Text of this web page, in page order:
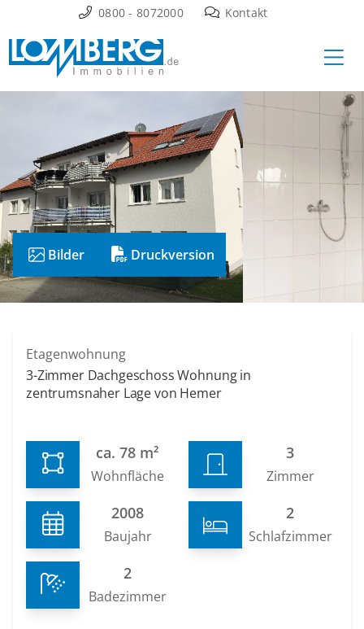
Inhalt
springen
0800 - 8072000 Kontakt
Bilder Druckversion
Etagenwohnung
3-Zimmer Dachgeschoss Wohnung in
zentrumsnaher Lage von Hemer
ca. 78 m²
Wohnfläche
3
Zimmer
2008
Baujahr
2
Schlafzimmer
2
Badezimmer